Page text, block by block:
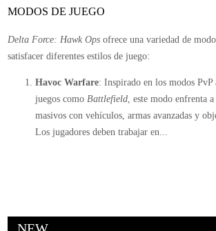
de
Seguridad
y
MODOS DE JUEGO
Delta Force: Hawk Ops ofrece una variedad de
satisfacer diferentes estilos de juego:
Havoc Warfare: Inspirado en los modos PvP
juegos como Battlefield , este modo enfrenta
masivos con vehículos, armas avanzadas y
Los jugadores deben trabajar en...